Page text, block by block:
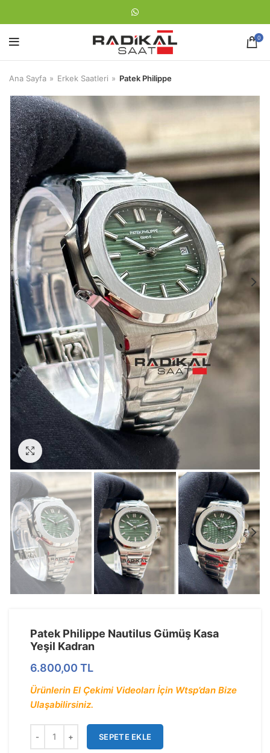
0
Ana Sayfa Erkek Saatleri Patek Philippe
Görseli Büyütün
Patek Philippe Nautilus Gümüş Kasa
Yeşil Kadran
6.800,00 TL
Ürünlerin El Çekimi Videoları İçin Wtsp’dan Bize
Ulaşabilirsiniz.
SEPETE EKLE